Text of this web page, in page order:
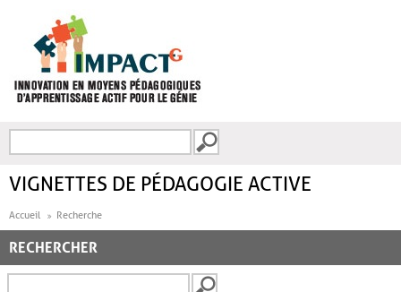
FORMULAIRE DE
VIGNETTES DE PÉDAGOGIE ACTIVE
Accueil Recherche
RECHERCHER